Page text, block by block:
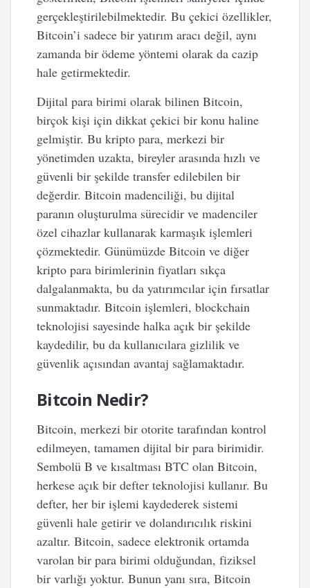
gerçekleştirilebilmektedir. Bu çekici özellikler,
Bitcoin’i sadece bir yatırım aracı değil, aynı
zamanda bir ödeme yöntemi olarak da cazip
hale getirmektedir.
Dijital para birimi olarak bilinen Bitcoin,
birçok kişi için dikkat çekici bir konu haline
gelmiştir. Bu kripto para, merkezi bir
yönetimden uzakta, bireyler arasında hızlı ve
güvenli bir şekilde transfer edilebilen bir
değerdir. Bitcoin madenciliği, bu dijital
paranın oluşturulma sürecidir ve madenciler
özel cihazlar kullanarak karmaşık işlemleri
çözmektedir. Günümüzde Bitcoin ve diğer
kripto para birimlerinin fiyatları sıkça
dalgalanmakta, bu da yatırımcılar için fırsatlar
sunmaktadır. Bitcoin işlemleri, blockchain
teknolojisi sayesinde halka açık bir şekilde
kaydedilir, bu da kullanıcılara gizlilik ve
güvenlik açısından avantaj sağlamaktadır.
Bitcoin Nedir?
Bitcoin, merkezi bir otorite tarafından kontrol
edilmeyen, tamamen dijital bir para birimidir.
Sembolü B ve kısaltması BTC olan Bitcoin,
herkese açık bir defter teknolojisi kullanır. Bu
defter, her bir işlemi kaydederek sistemi
güvenli hale getirir ve dolandırıcılık riskini
azaltır. Bitcoin, sadece elektronik ortamda
varolan bir para birimi olduğundan, fiziksel
bir varlığı yoktur. Bunun yanı sıra, Bitcoin